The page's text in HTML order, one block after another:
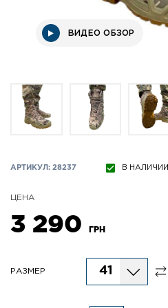
ВИДЕО ОБЗОР
АРТИКУЛ: 28237 В НАЛИЧИИ
ЦЕНА
3 290 ГРН
РАЗМЕР 41